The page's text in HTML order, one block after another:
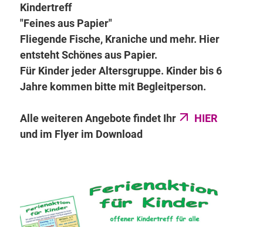
Kindertreff
"Feines aus Papier"
Fliegende Fische, Kraniche und mehr. Hier
entsteht Schönes aus Papier.
Für Kinder jeder Altersgruppe. Kinder bis 6
Jahre kommen bitte mit Begleitperson.
Alle weiteren Angebote findet Ihr
HIER
und im Flyer im Download